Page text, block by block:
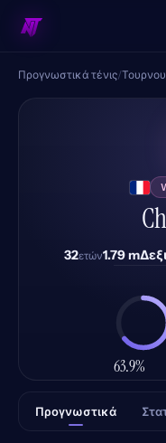
Προγνωστικά τένις/
32ετών1.79 m
63.9%
Προγνωστικά